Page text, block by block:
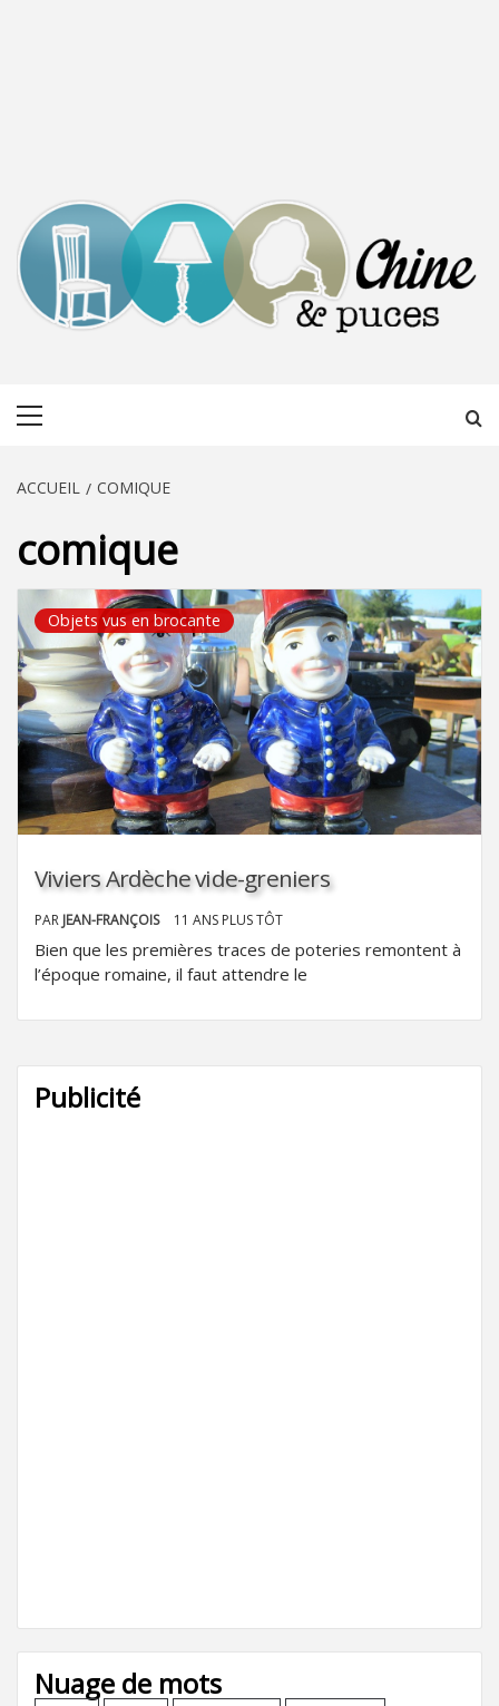
ACCUEIL COMIQUE
comique
Objets vus en brocante
Viviers Ardèche vide-greniers
PAR JEAN-FRANÇOIS 11 ANS PLUS TÔT
Bien que les premières traces de poteries remontent à
l’époque romaine, il faut attendre le
Publicité
Nuage de mots